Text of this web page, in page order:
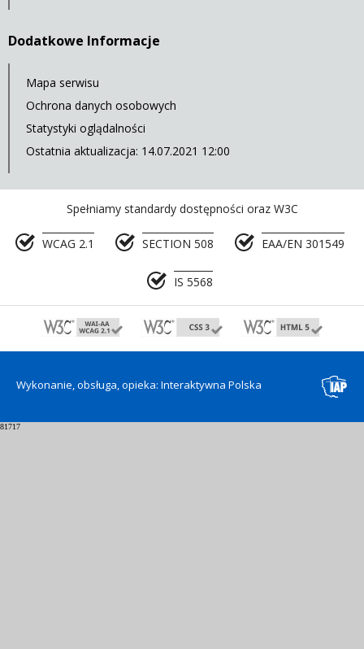
Dodatkowe Informacje
Mapa serwisu
Ochrona danych osobowych
Statystyki oglądalności
Ostatnia aktualizacja: 14.07.2021 12:00
Spełniamy standardy dostępności oraz W3C
WCAG 2.1 SECTION 508 EAA/EN 301549
IS 5568
Wykonanie, obsługa, opieka: Interaktywna Polska
81717